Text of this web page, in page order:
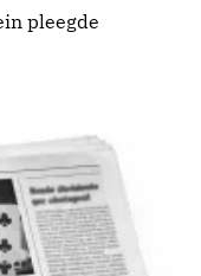
pleegde